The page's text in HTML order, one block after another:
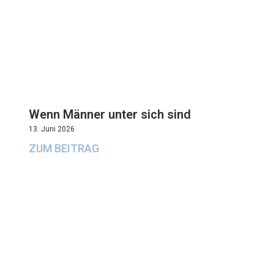
Wenn Männer unter sich sind
13. Juni 2026
ZUM BEITRAG